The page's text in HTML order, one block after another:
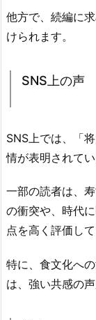
他方で、続編に
けられます。
SNS上の声
SNS上では、「
情が表明されてい
一部の読者は、
の衝突や、時代
点を高く評価して
特に、食文化へ
は、強い共感の